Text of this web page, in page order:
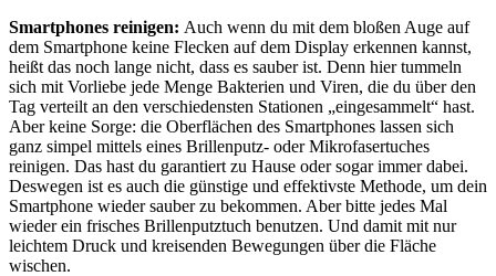
Smartphones reinigen: Auch wenn du mit dem bloßen Auge auf
dem Smartphone keine Flecken auf dem Display erkennen kannst,
heißt das noch lange nicht, dass es sauber ist. Denn hier tummeln
sich mit Vorliebe jede Menge Bakterien und Viren, die du über den
Tag verteilt an den verschiedensten Stationen „eingesammelt“ hast.
Aber keine Sorge: die Oberflächen des Smartphones lassen sich
ganz simpel mittels eines Brillenputz- oder Mikrofasertuches
reinigen. Das hast du garantiert zu Hause oder sogar immer dabei.
Deswegen ist es auch die günstige und effektivste Methode, um dein
Smartphone wieder sauber zu bekommen. Aber bitte jedes Mal
wieder ein frisches Brillenputztuch benutzen. Und damit mit nur
leichtem Druck und kreisenden Bewegungen über die Fläche
wischen.